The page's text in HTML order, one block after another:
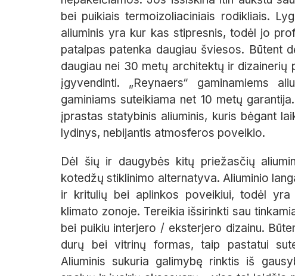
bei puikiais termoizoliaciniais rodikliais.
aliuminis yra kur kas stipresnis, todėl jo
patalpas patenka daugiau šviesos. Būtent
daugiau nei 30 metų architektų ir dizainerių
įgyvendinti. „Reynaers“ gaminamiems
gaminiams suteikiama net 10 metų
įprastas statybinis aliuminis, kuris bėgant
lydinys, nebijantis atmosferos poveikio.
Dėl šių ir daugybės kitų priežasčių
kotedžų stiklinimo alternatyva. Aliuminio
ir kritulių bei aplinkos poveikiui, todėl yra
klimato zonoje. Tereikia išsirinkti sau
bei puikiu interjero / eksterjero dizainu.
durų bei vitrinų formas, taip pastatui
Aliuminis sukuria galimybę rinktis iš